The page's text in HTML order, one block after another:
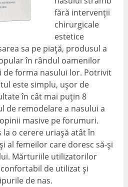
fără intervenții
chirurgicale
estetice
sa pe piață, produsul a
în rândul oamenilor
forma nasului lor. Potrivit
este simplu, ușor de
în cât mai puțin 8
de remodelare a nasului a
masive pe forumuri.
o cerere uriașă atât în
al femeilor care doresc să-și
Mărturiile utilizatorilor
de utilizat și
de nas.